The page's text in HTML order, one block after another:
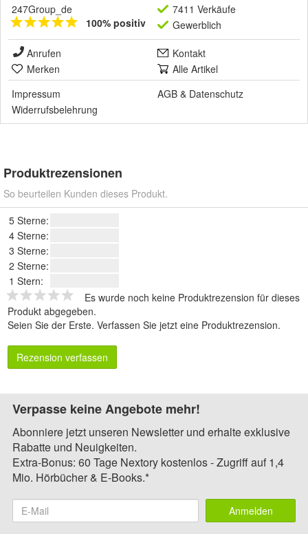
247Group_de
100% positiv
7411 Verkäufe
Gewerblich
Anrufen
Kontakt
Merken
Alle Artikel
Impressum
AGB & Datenschutz
Widerrufsbelehrung
Produktrezensionen
So beurteilen Kunden dieses Produkt.
5 Sterne:
4 Sterne:
3 Sterne:
2 Sterne:
1 Stern:
Es wurde noch keine Produktrezension für dieses
Produkt abgegeben.
Seien Sie der Erste. Verfassen Sie jetzt eine Produktrezension.
Rezension verfassen
Verpasse keine Angebote mehr!
Abonniere jetzt unseren Newsletter und erhalte exklusive
Rabatte und Neuigkeiten.
Extra-Bonus: 60 Tage Nextory kostenlos - Zugriff auf 1,4
Mio. Hörbücher & E-Books.*
Anmelden